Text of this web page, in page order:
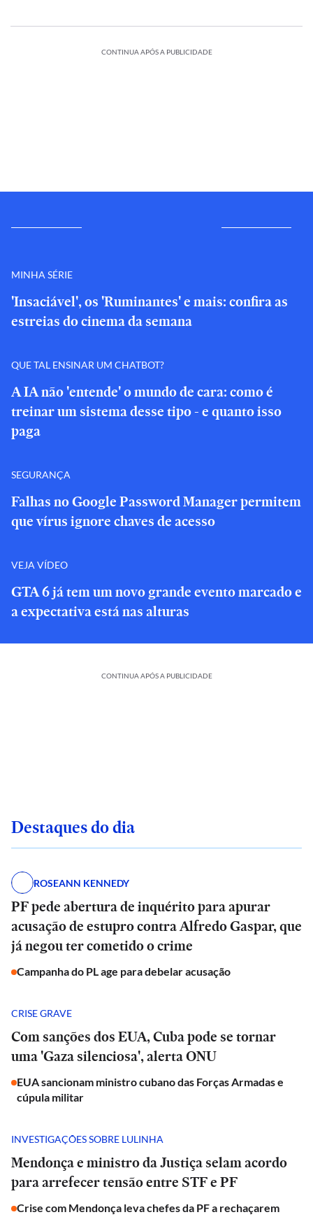
CONTINUA APÓS A PUBLICIDADE
MINHA SÉRIE
'Insaciável', os 'Ruminantes' e mais: confira as
estreias do cinema da semana
QUE TAL ENSINAR UM CHATBOT?
A IA não 'entende' o mundo de cara: como é
treinar um sistema desse tipo - e quanto isso
paga
SEGURANÇA
Falhas no Google Password Manager permitem
que vírus ignore chaves de acesso
VEJA VÍDEO
GTA 6 já tem um novo grande evento marcado e
a expectativa está nas alturas
CONTINUA APÓS A PUBLICIDADE
Destaques do dia
ROSEANN KENNEDY
PF pede abertura de inquérito para apurar
acusação de estupro contra Alfredo Gaspar, que
já negou ter cometido o crime
Campanha do PL age para debelar acusação
CRISE GRAVE
Com sanções dos EUA, Cuba pode se tornar
uma 'Gaza silenciosa', alerta ONU
EUA sancionam ministro cubano das Forças Armadas e
cúpula militar
INVESTIGAÇÕES SOBRE LULINHA
Mendonça e ministro da Justiça selam acordo
para arrefecer tensão entre STF e PF
Crise com Mendonça leva chefes da PF a rechaçarem